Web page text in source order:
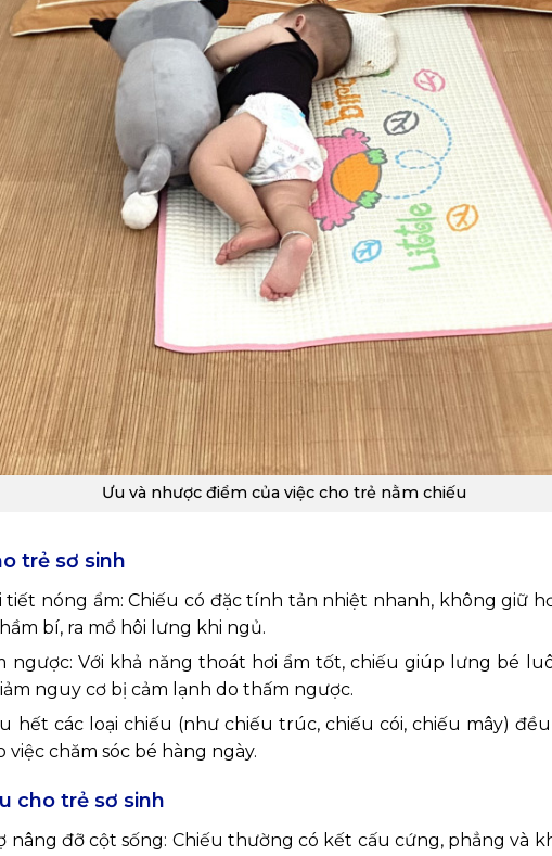
Ưu và nhược điểm của việc cho trẻ nằm chiếu
trẻ sơ sinh
nóng ẩm: Chiếu có đặc tính tản nhiệt nhanh, không giữ
bí, ra mồ hôi lưng khi ngủ.
ngược: Với khả năng thoát hơi ẩm tốt, chiếu giúp lưng bé
nguy cơ bị cảm lạnh do thấm ngược.
hết các loại chiếu (như chiếu trúc, chiếu cói, chiếu mây)
việc chăm sóc bé hàng ngày.
cho trẻ sơ sinh
nâng đỡ cột sống: Chiếu thường có kết cấu cứng, phẳng và